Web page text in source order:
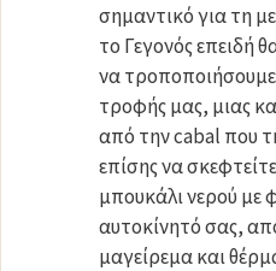
σημαντικό για τη
το Γεγονός επειδή
να
τροφής μας, μιας
από την cabal που
επίσης να
μπουκάλι νερού με
αυτοκίνητό σας,
μαγείρεμα και